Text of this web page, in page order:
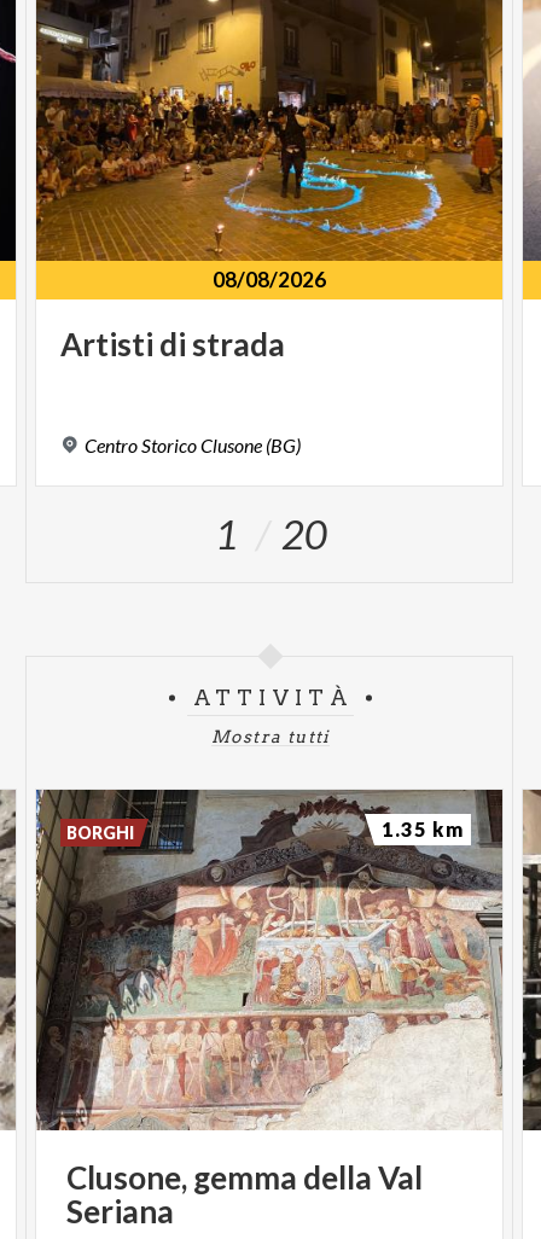
08/08/2026
Artisti di strada
Centro StoricoClusone (BG)
1 20
ATTIVITÀ
Mostra tutti
Clusone,gemma dellaVal
Seriana
BORGHI 1.35 km